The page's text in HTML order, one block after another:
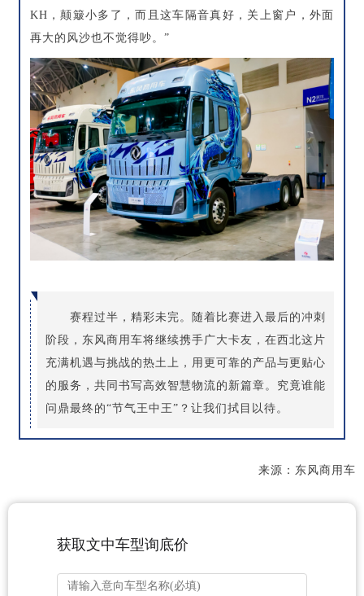
KH，颠簸小多了，而且这车隔音真好，关上窗户，外面
再大的风沙也不觉得吵。”
赛程过半，精彩未完。随着比赛进入最后的冲刺
阶段，东风商用车将继续携手广大卡友，在西北这片
充满机遇与挑战的热土上，用更可靠的产品与更贴心
的服务，共同书写高效智慧物流的新篇章。究竟谁能
问鼎最终的“节气王中王”？让我们拭目以待。
来源：东风商用车
获取文中车型询底价